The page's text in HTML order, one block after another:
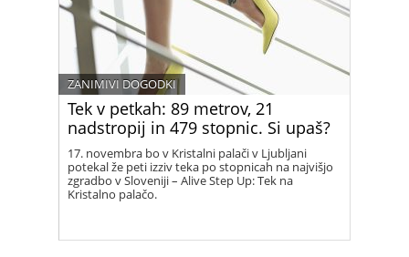
Tek v petkah: 89 metrov, 21
nadstropij in 479 stopnic. Si upaš?
ZANIMIVI DOGODKI
17. novembra bo v Kristalni palači v Ljubljani
potekal že peti izziv teka po stopnicah na najvišjo
zgradbo v Sloveniji – Alive Step Up: Tek na
Kristalno palačo.